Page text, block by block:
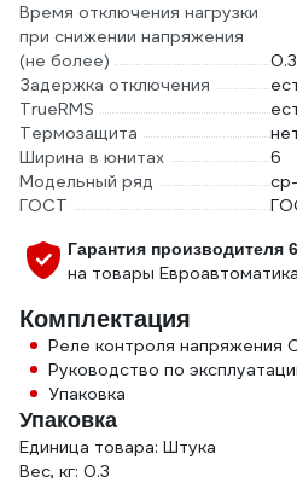
Время отключения нагрузки
при снижении напряжения
(не более)
Задержка отключения
TrueRMS
Термозащита
Ширина в юнитах
6
Модельный ряд
ГОСТ
Гарантия производителя
на товары
Комплектация
Реле контроля напряжения
Руководство по
Упаковка
Упаковка
Единица товара: Штука
Вес, кг: 0.3